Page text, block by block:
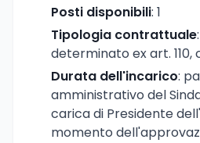
Posti disponibili: 1
Tipologia contrattuale
determinato ex art. 110,
Durata dell'incarico:
amministrativo del
carica di Presidente
momento